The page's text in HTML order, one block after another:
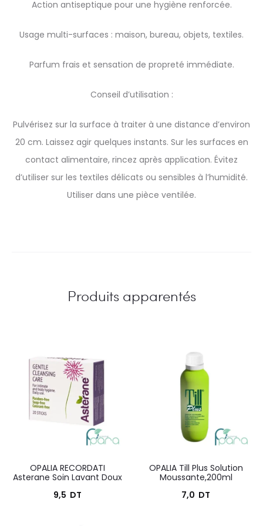
Action antiseptique pour une hygiène renforcée.
Usage multi-surfaces : maison, bureau, objets, textiles.
Parfum frais et sensation de propreté immédiate.
Conseil d’utilisation :
Pulvérisez sur la surface à traiter à une distance d’environ
20 cm. Laissez agir quelques instants. Sur les surfaces en
contact alimentaire, rincez après application. Évitez
d’utiliser sur les textiles délicats ou sensibles à l’humidité.
Utiliser dans une pièce ventilée.
Produits apparentés
OPALIA RECORDATI
Asterane Soin Lavant Doux
9,5 DT
OPALIA Till Plus Solution
Moussante,200ml
7,0 DT